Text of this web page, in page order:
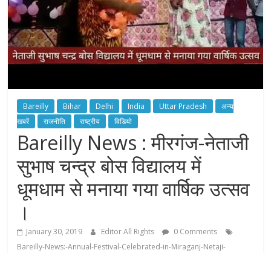
Bareilly Bihar Delhi India Uttar Pradesh
अन्य
खबरें
राजनीति राष्ट्रीय विडियो
Bareilly News : मीरगंज-नेताजी
सुभाष चन्द्र बोस विद्यालय में
धूमधाम से मनाया गया वार्षिक उत्सव
।
January 30, 2019 Editor All Rights
0 Comments
Bareilly-News:-Annual-Festival-Celebrated-in-Miraganj-Netaji-